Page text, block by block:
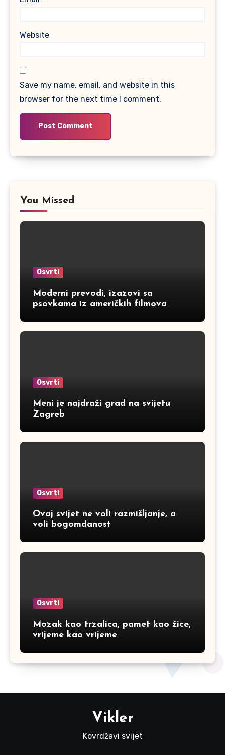
Website
Save my name, email, and website in this
browser for the next time I comment.
You Missed
Osvrti
Moderni prevodi, izazovi sa
psovkama iz američkih filmova
Osvrti
Meni je najdraži grad na svijetu
Zagreb
Osvrti
Ovaj svijet ne voli razmišljanje, a
voli bogomdanost
Osvrti
Mozak kao trzalica, pamet kao žice,
vrijeme kao vrijeme
Vikler
Kovrdžavi svijet